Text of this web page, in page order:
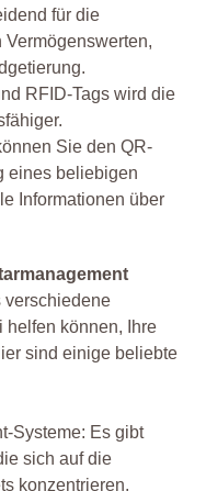
für die
RFID-Tags wird die
Sie den QR-
eines beliebigen
Informationen über
verschiedene
helfen können, Ihre
sind einige beliebte
Systeme: Es gibt
sich auf die
konzentrieren.